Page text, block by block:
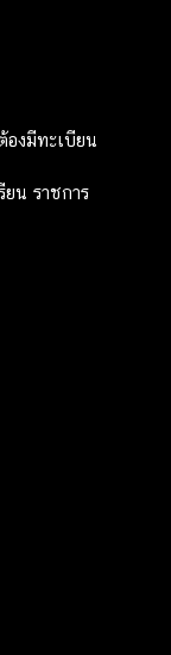
องมีทะเบียน
ยน ราชการ